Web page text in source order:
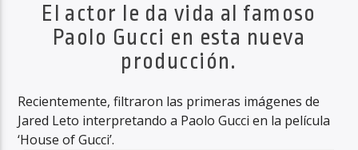
El actor le da vida al famoso
Paolo Gucci en esta nueva
producción.
Recientemente, filtraron las primeras imágenes de
Jared Leto interpretando a Paolo Gucci en la película
‘House of Gucci’.